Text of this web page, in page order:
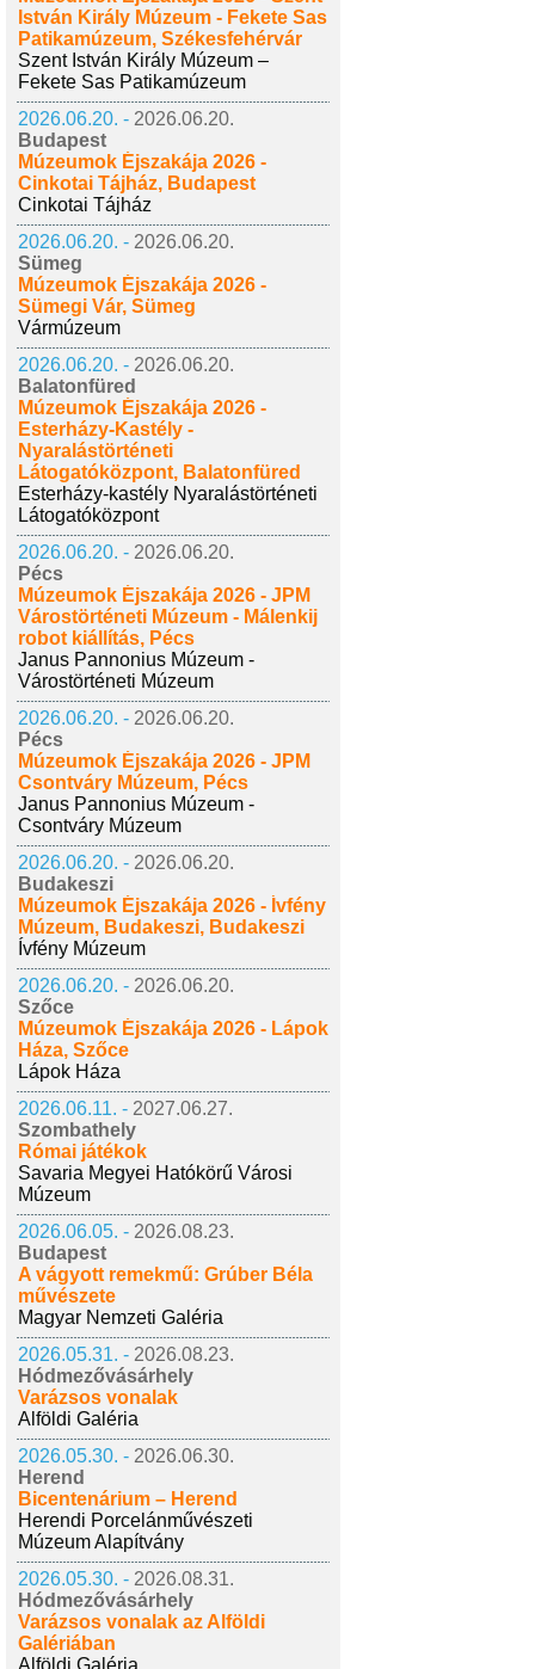
István Király Múzeum - Fekete Sas
Patikamúzeum, Székesfehérvár
Szent István Király Múzeum –
Fekete Sas Patikamúzeum
2026.06.20. - 2026.06.20.
Budapest
Múzeumok Éjszakája 2026 -
Cinkotai Tájház, Budapest
Cinkotai Tájház
2026.06.20. - 2026.06.20.
Sümeg
Múzeumok Éjszakája 2026 -
Sümegi Vár, Sümeg
Vármúzeum
2026.06.20. - 2026.06.20.
Balatonfüred
Múzeumok Éjszakája 2026 -
Esterházy-Kastély -
Nyaralástörténeti
Látogatóközpont, Balatonfüred
Esterházy-kastély Nyaralástörténeti
Látogatóközpont
2026.06.20. - 2026.06.20.
Pécs
Múzeumok Éjszakája 2026 - JPM
Várostörténeti Múzeum - Málenkij
robot kiállítás, Pécs
Janus Pannonius Múzeum -
Várostörténeti Múzeum
2026.06.20. - 2026.06.20.
Pécs
Múzeumok Éjszakája 2026 - JPM
Csontváry Múzeum, Pécs
Janus Pannonius Múzeum -
Csontváry Múzeum
2026.06.20. - 2026.06.20.
Budakeszi
Múzeumok Éjszakája 2026 - Ívfény
Múzeum, Budakeszi, Budakeszi
Ívfény Múzeum
2026.06.20. - 2026.06.20.
Szőce
Múzeumok Éjszakája 2026 - Lápok
Háza, Szőce
Lápok Háza
2026.06.11. - 2027.06.27.
Szombathely
Római játékok
Savaria Megyei Hatókörű Városi
Múzeum
2026.06.05. - 2026.08.23.
Budapest
A vágyott remekmű: Grúber Béla
művészete
Magyar Nemzeti Galéria
2026.05.31. - 2026.08.23.
Hódmezővásárhely
Varázsos vonalak
Alföldi Galéria
2026.05.30. - 2026.06.30.
Herend
Bicentenárium – Herend
Herendi Porcelánművészeti
Múzeum Alapítvány
2026.05.30. - 2026.08.31.
Hódmezővásárhely
Varázsos vonalak az Alföldi
Galériában
Alföldi Galéria